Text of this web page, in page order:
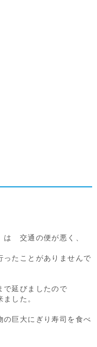
は 交通の便が悪く、
ったことがありませんで
延びましたので
した。
の巨大にぎり寿司を食べ